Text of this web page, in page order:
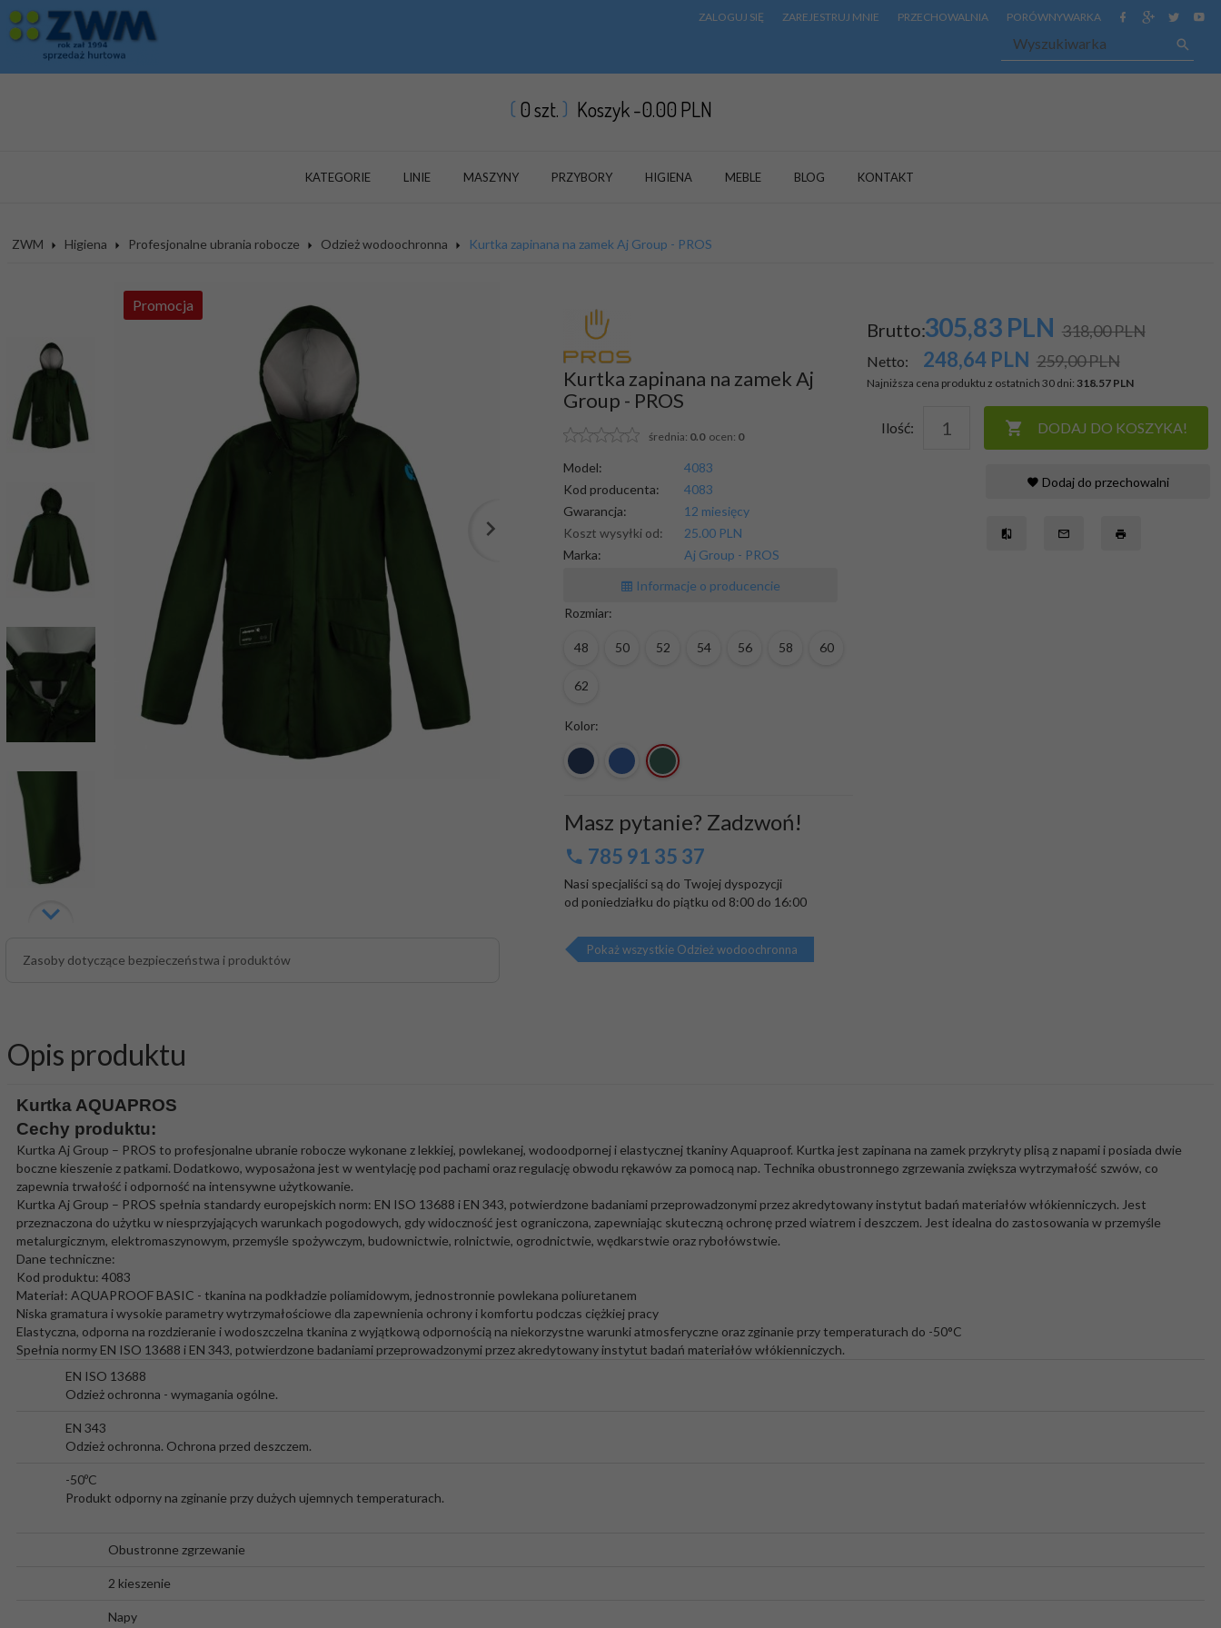
ZALOGUJ SIĘ ZAREJESTRUJ MNIE PRZECHOWALNIA PORÓWNYWARKA
0szt. Koszyk -0.00 PLN
KATEGORIE LINIE MASZYNY PRZYBORY HIGIENA MEBLE BLOG KONTAKT
ZWM Higiena Profesjonalne ubrania robocze Odzież wodoochronna Kurtka zapinana na zamek Aj Group - PROS
Promocja
Zasoby dotyczące bezpieczeństwa i produktów
Kurtka zapinana na zamek Aj
Group - PROS
średnia: 0.0ocen: 0
Model:
4083
Kod producenta:
4083
Gwarancja:
12 miesięcy
Koszt wysyłki od:
25.00 PLN
Marka:
Aj Group - PROS
Informacje o producencie
Rozmiar:
48 50 52 54 56 58 60
62
Kolor:
Masz pytanie? Zadzwoń!
785 91 35 37
Nasi specjaliści są do Twojej dyspozycji
od poniedziałku do piątku od 8:00 do 16:00
Pokaż wszystkie Odzież wodoochronna
Brutto:305,83 PLN 318,00 PLN
Netto: 248,64 PLN 259,00 PLN
Najniższa cena produktu z ostatnich 30 dni: 318.57 PLN
Ilość: DODAJ DO KOSZYKA!
Dodaj do przechowalni
Opis produktu
Kurtka AQUAPROS
Cechy produktu:
Kurtka Aj Group – PROS to profesjonalne ubranie robocze wykonane z lekkiej, powlekanej, wodoodpornej i elastycznej tkaniny Aquaproof. Kurtka jest zapinana na zamek przykryty plisą z napami i posiada dwie
boczne kieszenie z patkami. Dodatkowo, wyposażona jest w wentylację pod pachami oraz regulację obwodu rękawów za pomocą nap. Technika obustronnego zgrzewania zwiększa wytrzymałość szwów, co
zapewnia trwałość i odporność na intensywne użytkowanie.
Kurtka Aj Group – PROS spełnia standardy europejskich norm: EN ISO 13688 i EN 343, potwierdzone badaniami przeprowadzonymi przez akredytowany instytut badań materiałów włókienniczych. Jest
przeznaczona do użytku w niesprzyjających warunkach pogodowych, gdy widoczność jest ograniczona, zapewniając skuteczną ochronę przed wiatrem i deszczem. Jest idealna do zastosowania w przemyśle
metalurgicznym, elektromaszynowym, przemyśle spożywczym, budownictwie, rolnictwie, ogrodnictwie, wędkarstwie oraz rybołówstwie.
Dane techniczne:
Kod produktu: 4083
Materiał: AQUAPROOF BASIC - tkanina na podkładzie poliamidowym, jednostronnie powlekana poliuretanem
Niska gramatura i wysokie parametry wytrzymałościowe dla zapewnienia ochrony i komfortu podczas ciężkiej pracy
Elastyczna, odporna na rozdzieranie i wodoszczelna tkanina z wyjątkową odpornością na niekorzystne warunki atmosferyczne oraz zginanie przy temperaturach do -50°C
Spełnia normy EN ISO 13688 i EN 343, potwierdzone badaniami przeprowadzonymi przez akredytowany instytut badań materiałów włókienniczych.
EN ISO 13688
Odzież ochronna - wymagania ogólne.
EN 343
Odzież ochronna. Ochrona przed deszczem.
-50ºC
Produkt odporny na zginanie przy dużych ujemnych temperaturach.
Obustronne zgrzewanie
2 kieszenie
Napy